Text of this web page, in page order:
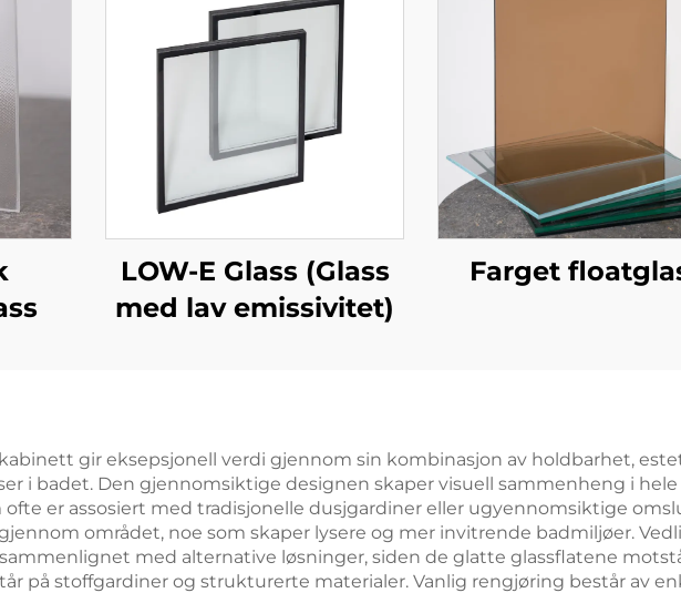
LOW-E Glass (Glass
med lav emissivitet)
Farget
gir eksepsjonell verdi gjennom sin kombinasjon av holdbarhet,
i badet. Den gjennomsiktige designen skaper visuell sammenheng i
er assosiert med tradisjonelle dusjgardiner eller ugyennomsiktige
området, noe som skaper lysere og mer invitrende badmiljøer.
med alternative løsninger, siden de glatte glassflatene
på stoffgardiner og strukturerte materialer. Vanlig rengjøring består av